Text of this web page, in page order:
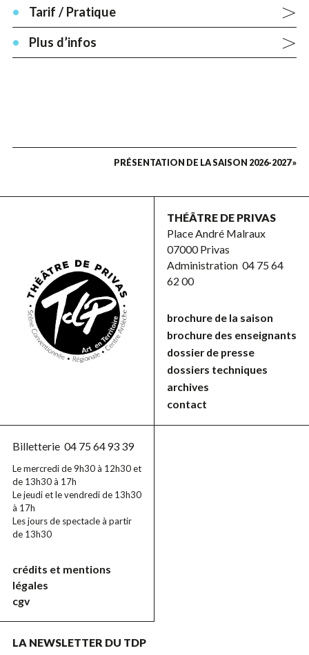
Tarif / Pratique
Plus d’infos
PRÉSENTATION DE LA SAISON 2026-2027 »
THÉÂTRE DE PRIVAS
Place André Malraux
07000 Privas
Administration 04 75 64
62 00
brochure de la saison
brochure des enseignants
dossier de presse
dossiers techniques
archives
contact
Billetterie 04 75 64 93 39
Le mercredi de 9h30 à 12h30 et
de 13h30 à 17h
Le jeudi et le vendredi de 13h30
à 17h
Les jours de spectacle à partir
de 13h30
crédits et mentions
légales
cgv
LA NEWSLETTER DU TDP